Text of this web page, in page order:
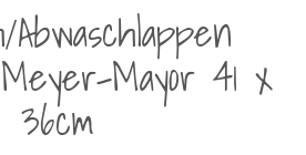
Mayor 41 x
36cm